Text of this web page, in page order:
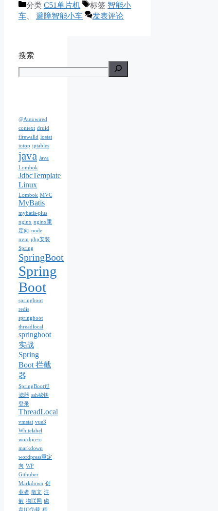
分类 C51单片机 标签 智能小
车
避障智能小车 发表评论
搜索
@Autowired
context druid
firewalld iostat
iotop iptables
java Java
Lombok
JdbcTemplate
Linux
Lombok MVC
MyBatis
mybatis-plus
nginx nginx重
定向 node
nvm php安装
Spring
SpringBoot
Spring
Boot
springboot
redis
springboot
threadlocal
springboot
实战
Spring
Boot 拦截
器
SpringBoot过
滤器 ssh秘钥
登录
ThreadLocal
vmstat vue3
Whitelabel
wordpress
markdown
wordpress重定
向 WP
Githuber
Markdown 创
业者 散文 注
解 物联网 磁
盘IO负载 程